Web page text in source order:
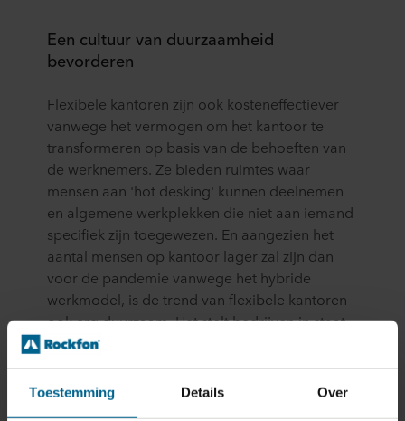
Toestemming Details Over
Een cultuur van duurzaamheid
bevorderen
Flexibele kantoren zijn ook kosteneffectiever
vanwege het vermogen om het kantoor te
transformeren op basis van de behoeften van
de werknemers. Ze bieden ruimtes waar
mensen aan 'hot desking' kunnen deelnemen
en algemene werkplekken die niet aan iemand
specifiek zijn toegewezen. En aangezien het
aantal mensen op kantoor lager zal zijn dan
voor de pandemie vanwege het hybride
werkmodel, is de trend van flexibele kantoren
ook erg duurzaam. Het stelt bedrijven in staat
geld te besparen met een kleinere
vastgoedvoetafdruk en er is minder energie
nodig voor verlichting, verwarming en koeling.